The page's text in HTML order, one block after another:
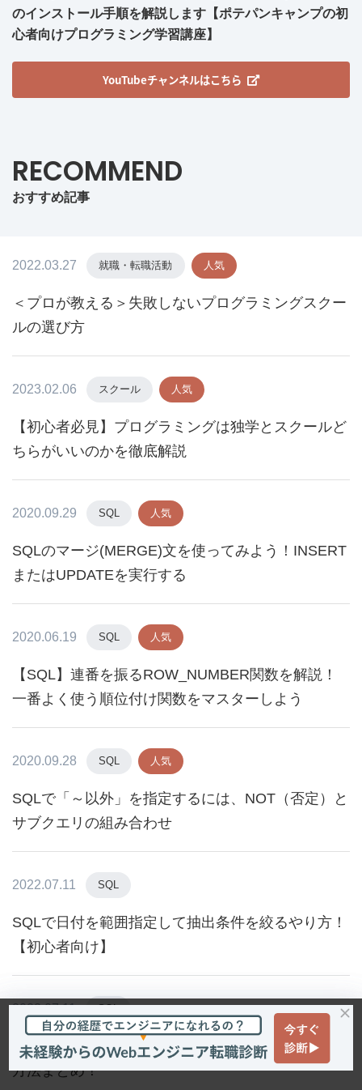
のインストール手順を解説します【ポテパンキャンプの初
心者向けプログラミング学習講座】
YouTubeチャンネルはこちら
RECOMMEND
おすすめ記事
2022.03.27 就職・転職活動 人気
＜プロが教える＞失敗しないプログラミングスクー
ルの選び方
2023.02.06 スクール 人気
【初心者必見】プログラミングは独学とスクールど
ちらがいいのかを徹底解説
2020.09.29 SQL 人気
SQLのマージ(MERGE)文を使ってみよう！INSERT
またはUPDATEを実行する
2020.06.19 SQL 人気
【SQL】連番を振るROW_NUMBER関数を解説！
一番よく使う順位付け関数をマスターしよう
2020.09.28 SQL 人気
SQLで「～以外」を指定するには、NOT（否定）と
サブクエリの組み合わせ
2022.07.11 SQL
SQLで日付を範囲指定して抽出条件を絞るやり方！
【初心者向け】
2022.07.11 SQL
【初心者向け】SQLのWHERE句で日付を比較する
方法まとめ！